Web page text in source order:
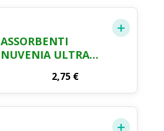
ASSORBENTI
NUVENIA ULTRA
NORMAL X 14 PEZZI
2,75 €